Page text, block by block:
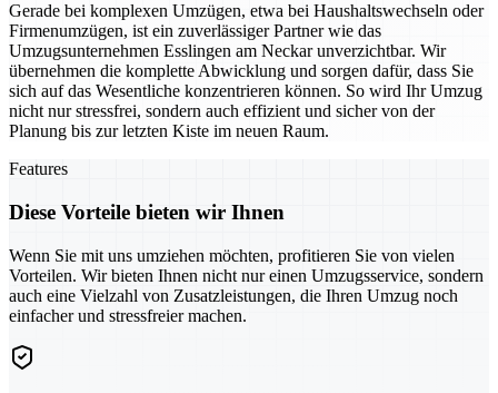
Gerade bei komplexen Umzügen, etwa bei Haushaltswechseln oder
Firmenumzügen, ist ein zuverlässiger Partner wie das
Umzugsunternehmen Esslingen am Neckar unverzichtbar. Wir
übernehmen die komplette Abwicklung und sorgen dafür, dass Sie
sich auf das Wesentliche konzentrieren können. So wird Ihr Umzug
nicht nur stressfrei, sondern auch effizient und sicher von der
Planung bis zur letzten Kiste im neuen Raum.
Features
Diese Vorteile bieten wir Ihnen
Wenn Sie mit uns umziehen möchten, profitieren Sie von vielen
Vorteilen. Wir bieten Ihnen nicht nur einen Umzugsservice, sondern
auch eine Vielzahl von Zusatzleistungen, die Ihren Umzug noch
einfacher und stressfreier machen.